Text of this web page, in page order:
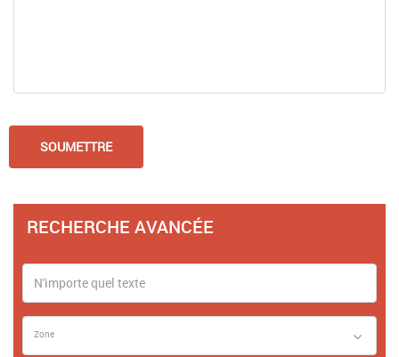
RECHERCHE AVANCÉE
Zone